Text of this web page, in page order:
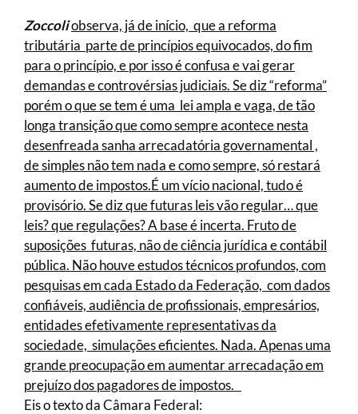
Zoccoliobserva, já de início, que a reforma
tributária parte de princípios equivocados, do fim
para o princípio, e por isso é confusa e vai gerar
demandas e controvérsias judiciais. Se diz “reforma”
porém o que se tem é uma lei ampla e vaga, de tão
longa transição que como sempre acontece nesta
desenfreada sanha arrecadatória governamental ,
de simples não tem nada e como sempre, só restará
aumento de impostos.É um vício nacional, tudo é
provisório. Se diz que futuras leis vão regular… que
leis? que regulações? A base é incerta. Fruto de
suposições futuras, não de ciência jurídica e contábil
pública. Não houve estudos técnicos profundos, com
pesquisas em cada Estado da Federação, com dados
confiáveis, audiência de profissionais, empresários,
entidades efetivamente representativas da
sociedade, simulações eficientes. Nada. Apenas uma
grande preocupação em aumentar arrecadação em
prejuízo dos pagadores de impostos.
Eis o texto da Câmara Federal: